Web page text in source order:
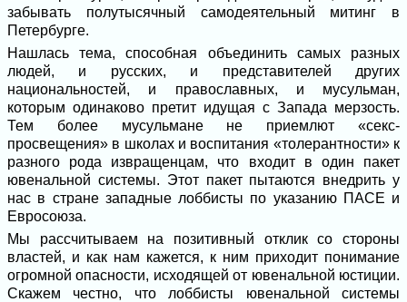
забывать полутысячный самодеятельный митинг в
Петербурге.
Нашлась тема, способная объединить самых разных
людей, и русских, и представителей других
национальностей, и православных, и мусульман,
которым одинаково претит идущая с Запада мерзость.
Тем более мусульмане не приемлют «секс-
просвещения» в школах и воспитания «толерантности» к
разного рода извращенцам, что входит в один пакет
ювенальной системы. Этот пакет пытаются внедрить у
нас в стране западные лоббисты по указанию ПАСЕ и
Евросоюза.
Мы рассчитываем на позитивный отклик со стороны
властей, и как нам кажется, к ним приходит понимание
огромной опасности, исходящей от ювенальной юстиции.
Скажем честно, что лоббисты ювенальной системы